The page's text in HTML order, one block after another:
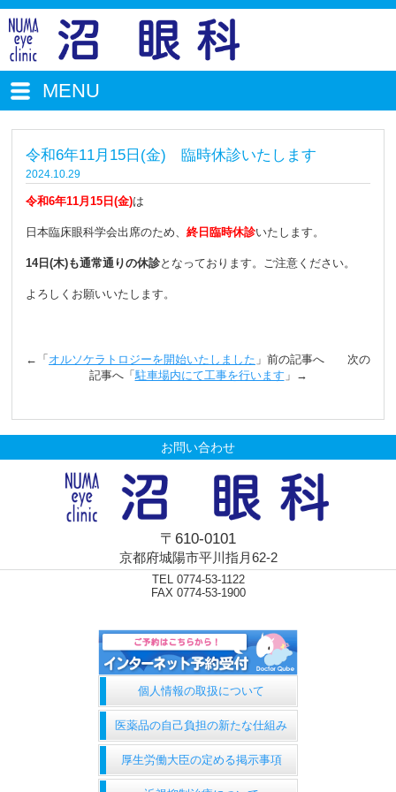
MENU
令和6年11月15日(金) 臨時休診いたします
2024.10.29
令和6年11月15日(金)は
日本臨床眼科学会出席のため、 終日臨時休診いたします。
14日(木)も通常通りの休診となっております。ご注意ください。
よろしくお願いいたします。
←「 オルソケラトロジーを開始いたしました 」前の記事へ 次の
記事へ「駐車場内にて工事を行います 」→
お問い合わせ
〒610-0101
京都府城陽市平川指月62-2
TEL 0774-53-1122
FAX 0774-53-1900
個人情報の取扱について
医薬品の自己負担の新たな仕組み
厚生労働大臣の定める掲示事項